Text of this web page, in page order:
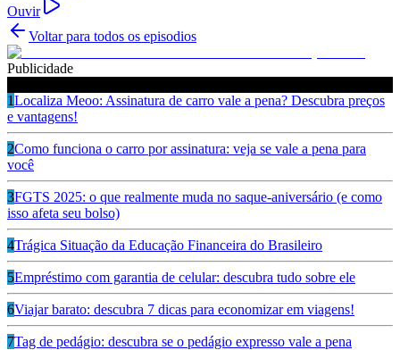
Ouvir
Voltar para todos os episodios
Publicidade
1Localiza Meoo: Assinatura de carro vale a pena? Descubra preços
e vantagens!
2Como funciona o carro por assinatura: veja se vale a pena para
você
3FGTS 2025: o que realmente muda no saque-aniversário (e como
isso afeta seu bolso)
4Trágica Situação da Educação Financeira do Brasileiro
5Empréstimo com garantia de celular: descubra tudo sobre ele
6Viajar barato: descubra 7 dicas para economizar em viagens!
7Tag de pedágio: descubra se o pedágio expresso vale a pena